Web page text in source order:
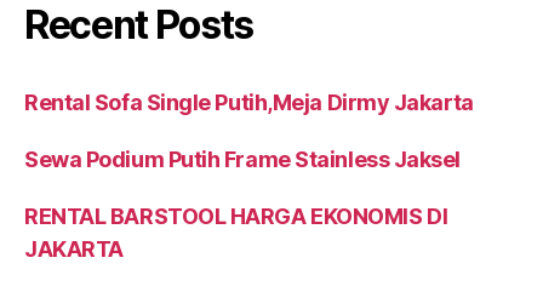
Recent Posts
Rental Sofa Single Putih,Meja Dirmy Jakarta
Sewa Podium Putih Frame Stainless Jaksel
RENTAL BARSTOOL HARGA EKONOMIS DI
JAKARTA